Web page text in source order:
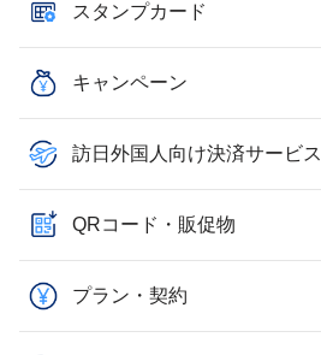
スタンプカード
キャンペーン
訪日外国人向け決済サービス
QRコード・販促物
プラン・契約